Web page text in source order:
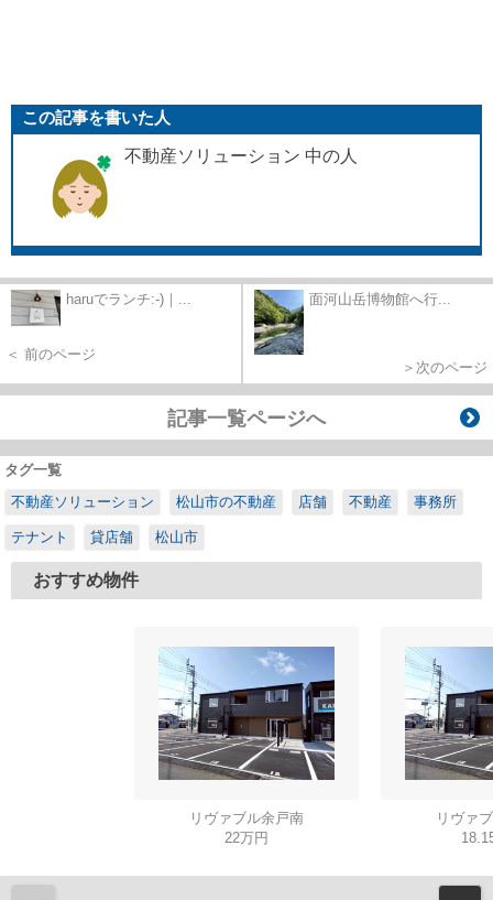
この記事を書いた人
不動産ソリューション 中の人
haruでランチ:-)｜...
＜ 前のページ
面河山岳博物館へ行...
＞次のページ
記事一覧ページへ
タグ一覧
不動産ソリューション
松山市の不動産 店舗 不動産 事務所
テナント 貸店舗 松山市
おすすめ物件
リヴァブル余戸南
22万円
リヴァ